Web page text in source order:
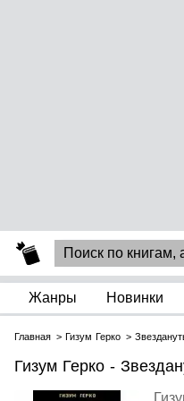
Жанры Новинки
Главная Гизум Герко
Гизум Герко -